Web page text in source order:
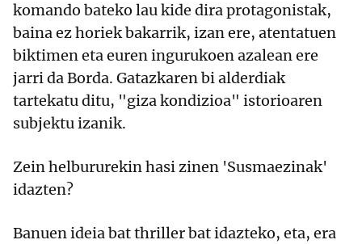
komando bateko lau kide dira protagonistak,
baina ez horiek bakarrik, izan ere, atentatuen
biktimen eta euren ingurukoen azalean ere
jarri da Borda. Gatazkaren bi alderdiak
tartekatu ditu, "giza kondizioa" istorioaren
subjektu izanik.
Zein helbururekin hasi zinen 'Susmaezinak'
idazten?
Banuen ideia bat thriller bat idazteko, eta, era